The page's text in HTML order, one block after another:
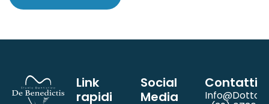
Link
rapidi
Social
Media
Contatti